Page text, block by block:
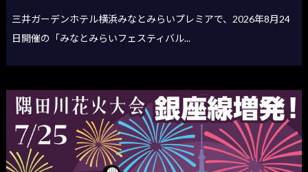
三井ガーデンホテル横浜みなとみらいプレミアで、2026年8月24
日開催の「みなとみらいフェスティバル...